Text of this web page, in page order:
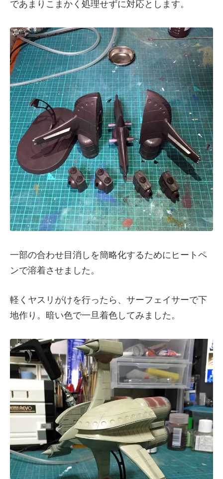
であまりこまかく処理せずに対応とします。
一部の合わせ目消しを簡略化するためにヒートペ
ンで溶着させました。
軽くヤスリがけを行ったら、サーフェイサーで下
地作り。暗い色で一旦着色してみました。